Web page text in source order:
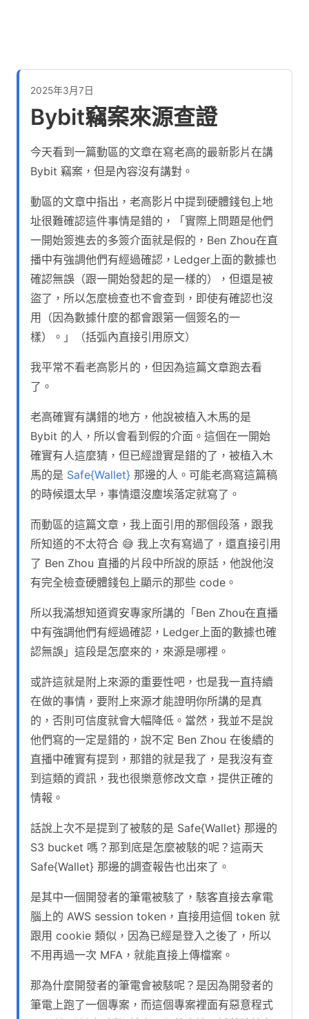
2025年3月7日
Bybit竊案來源查證
今天看到一篇動區的文章在寫老高的最新影片在講
Bybit 竊案，但是內容沒有講對。
動區的文章中指出，老高影片中提到硬體錢包上地
址很難確認這件事情是錯的，「實際上問題是他們
一開始簽進去的多簽介面就是假的，Ben Zhou在直
播中有強調他們有經過確認，Ledger上面的數據也
確認無誤（跟一開始發起的是一樣的），但還是被
盜了，所以怎麼檢查也不會查到，即使有確認也沒
用（因為數據什麼的都會跟第一個簽名的一
樣）。」（括弧內直接引用原文）
我平常不看老高影片的，但因為這篇文章跑去看
了。
老高確實有講錯的地方，他說被植入木馬的是
Bybit 的人，所以會看到假的介面。這個在一開始
確實有人這麼猜，但已經證實是錯的了，被植入木
馬的是 Safe{Wallet} 那邊的人。可能老高寫這篇稿
的時候還太早，事情還沒塵埃落定就寫了。
而動區的這篇文章，我上面引用的那個段落，跟我
所知道的不太符合 😅 我上次有寫過了，還直接引用
了 Ben Zhou 直播的片段中所說的原話，他說他沒
有完全檢查硬體錢包上顯示的那些 code。
所以我滿想知道資安專家所講的「Ben Zhou在直播
中有強調他們有經過確認，Ledger上面的數據也確
認無誤」這段是怎麼來的，來源是哪裡。
或許這就是附上來源的重要性吧，也是我一直持續
在做的事情，要附上來源才能證明你所講的是真
的，否則可信度就會大幅降低。當然，我並不是說
他們寫的一定是錯的，說不定 Ben Zhou 在後續的
直播中確實有提到，那錯的就是我了，是我沒有查
到這類的資訊，我也很樂意修改文章，提供正確的
情報。
話說上次不是提到了被駭的是 Safe{Wallet} 那邊的
S3 bucket 嗎？那到底是怎麼被駭的呢？這兩天
Safe{Wallet} 那邊的調查報告也出來了。
是其中一個開發者的筆電被駭了，駭客直接去拿電
腦上的 AWS session token，直接用這個 token 就
跟用 cookie 類似，因為已經是登入之後了，所以
不用再過一次 MFA，就能直接上傳檔案。
那為什麼開發者的筆電會被駭呢？是因為開發者的
筆電上跑了一個專案，而這個專案裡面有惡意程式